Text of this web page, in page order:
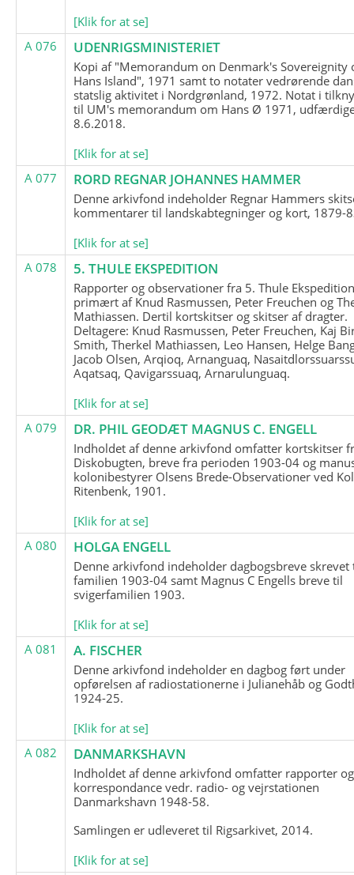
[Klik for at se]
A 076
UDENRIGSMINISTERIET
Kopi af "Memorandum on Denmark's Sovereignity
Hans Island", 1971 samt to notater vedrørende
statslig aktivitet i Nordgrønland, 1972. Notat i
til UM's memorandum om Hans Ø 1971,
8.6.2018.
[Klik for at se]
A 077
RORD REGNAR JOHANNES HAMMER
Denne arkivfond indeholder Regnar Hammers
kommentarer til landskabtegninger og kort, 1879-
[Klik for at se]
A 078
5. THULE EKSPEDITION
Rapporter og observationer fra 5. Thule
primært af Knud Rasmussen, Peter Freuchen og
Mathiassen. Dertil kortskitser og skitser af dragter.
Deltagere: Knud Rasmussen, Peter Freuchen, Kaj
Smith, Therkel Mathiassen, Leo Hansen, Helge
Jacob Olsen, Arqioq, Arnanguaq,
Aqatsaq, Qavigarssuaq, Arnarulunguaq.
[Klik for at se]
A 079
DR. PHIL GEODÆT MAGNUS C. ENGELL
Indholdet af denne arkivfond omfatter kortskitser
Diskobugten, breve fra perioden 1903-04 og
kolonibestyrer Olsens Brede-Observationer ved
Ritenbenk, 1901.
[Klik for at se]
A 080
HOLGA ENGELL
Denne arkivfond indeholder dagbogsbreve skrevet
familien 1903-04 samt Magnus C Engells breve til
svigerfamilien 1903.
[Klik for at se]
A 081
A. FISCHER
Denne arkivfond indeholder en dagbog ført under
opførelsen af radiostationerne i Julianehåb og
1924-25.
[Klik for at se]
A 082
DANMARKSHAVN
Indholdet af denne arkivfond omfatter rapporter og
korrespondance vedr. radio- og vejrstationen
Danmarkshavn 1948-58.
Samlingen er udleveret til Rigsarkivet, 2014.
[Klik for at se]